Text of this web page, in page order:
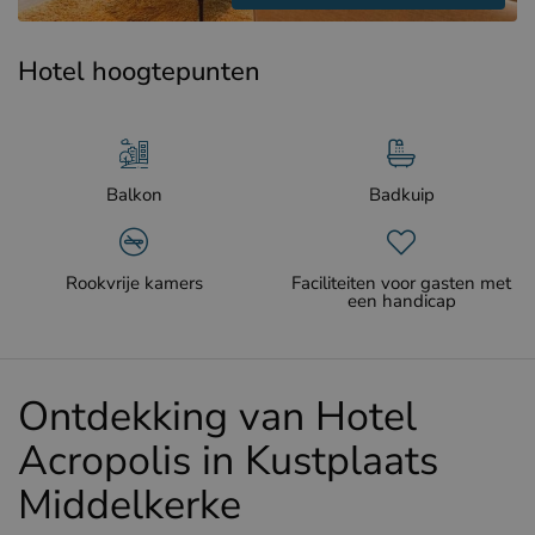
Hotel hoogtepunten
Balkon Badkuip
Rookvrije kamers Faciliteiten voor gasten met
een handicap
Ontdekking van Hotel
Acropolis in Kustplaats
Middelkerke